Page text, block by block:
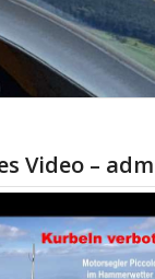
Video –